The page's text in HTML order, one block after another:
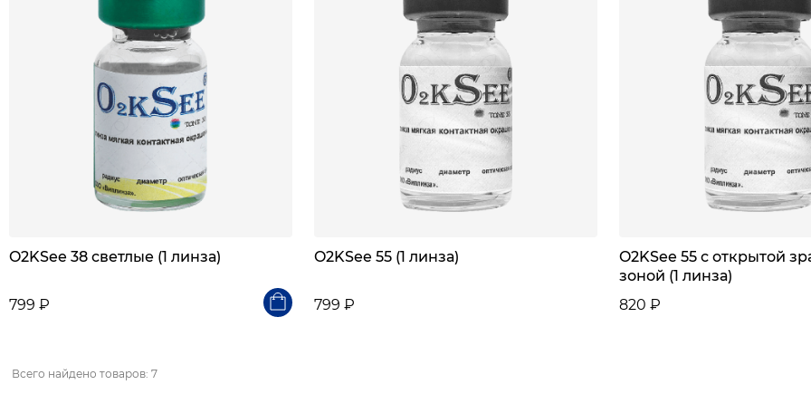
O2KSee 38 светлые (1 линза)
799 ₽
O2KSee 55 (1 линза)
799 ₽
O2KSee 55 с открытой
зоной (1 линза)
820 ₽
Всего найдено товаров: 7